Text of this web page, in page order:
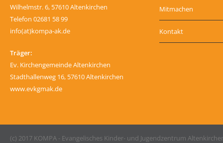
Wilhelmstr. 6, 57610 Altenkirchen
Telefon 02681 58 99
info(at)kompa-ak.de
Träger:
Ev. Kirchengemeinde Altenkirchen
Stadthallenweg 16, 57610 Altenkirchen
www.evkgmak.de
Mitmachen
Kontakt
(c) 2017 KOMPA - Evangelisches Kinder- und Jugendzentrum